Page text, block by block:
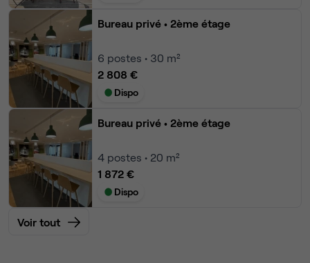
Bureau privé • 2ème étage
6 postes • 30 m²
2 808 €
Dispo
Bureau privé • 2ème étage
4 postes • 20 m²
1 872 €
Dispo
Voir tout